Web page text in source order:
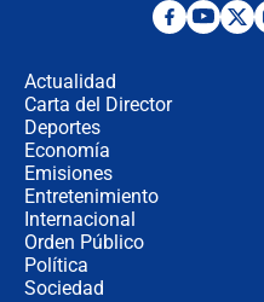
Actualidad
Carta del Director
Deportes
Economía
Emisiones
Entretenimiento
Internacional
Orden Público
Política
Sociedad